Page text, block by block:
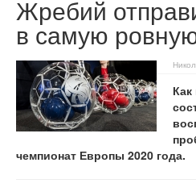
Жребий
в самую
чемпионат Европы 2020 года.